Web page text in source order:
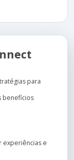
para
benefícios
experiências e